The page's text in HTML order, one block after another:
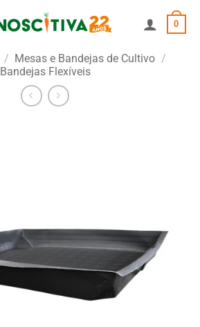
0
/ Mesas e Bandejas de Cultivo /
Bandejas Flexíveis